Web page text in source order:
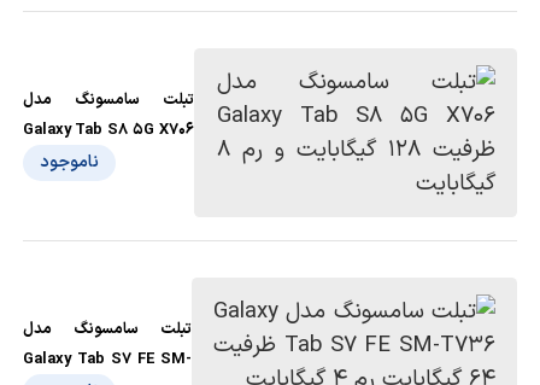
تبلت سامسونگ مدل
Galaxy Tab S8 5G X706
ظرفیت 128 گیگابایت و رم
ناموجود
تبلت سامسونگ مدل
Galaxy Tab S7 FE SM-